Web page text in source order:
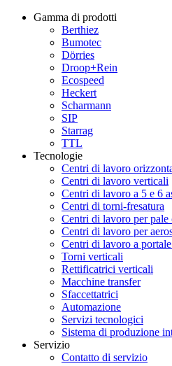
Gamma di prodotti
Berthiez
Bumotec
Dörries
Droop+Rein
Ecospeed
Heckert
Scharmann
SIP
Starrag
TTL
Tecnologie
Centri di lavoro
Centri di lavoro verticali
Centri di lavoro a 5 e 6
Centri di torni-fresatura
Centri di lavoro per pale
Centri di lavoro per
Centri di lavoro a
Torni verticali
Rettificatrici verticali
Macchine transfer
Sfaccettatrici
Automazione
Servizi tecnologici
Sistema di produzione
Servizio
Contatto di servizio